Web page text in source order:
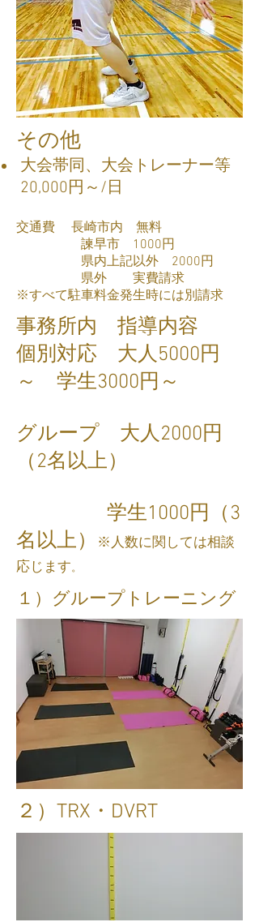
その他
大会帯同、大会トレーナー等
20,000円～/日
交通費 長崎市内 無料
諫早市 1000円
県内上記以外 2000円
県外 実費請求
​※すべて駐車料金発生時には別請求
​事務所内 指導内容
個別対応 大人5000円
～ 学生3000円～
グループ 大人2000円
（2名以上）
学生1000円（3
名以上）
※人数に関しては相談
応じます。
​１）グループトレーニング
２）TRX・DVRT